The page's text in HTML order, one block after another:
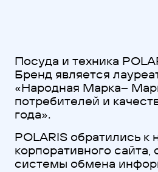
Посуда и техника
Бренд является
«Народная Марка–
потребителей и
года».
POLARIS обратились к
корпоративного
системы обмена